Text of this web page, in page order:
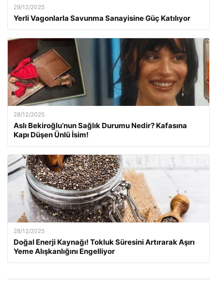
29/12/2025
Yerli Vagonlarla Savunma Sanayisine Güç Katılıyor
28/12/2025
Aslı Bekiroğlu’nun Sağlık Durumu Nedir? Kafasına
Kapı Düşen Ünlü İsim!
28/12/2025
Doğal Enerji Kaynağı! Tokluk Süresini Artırarak Aşırı
Yeme Alışkanlığını Engelliyor